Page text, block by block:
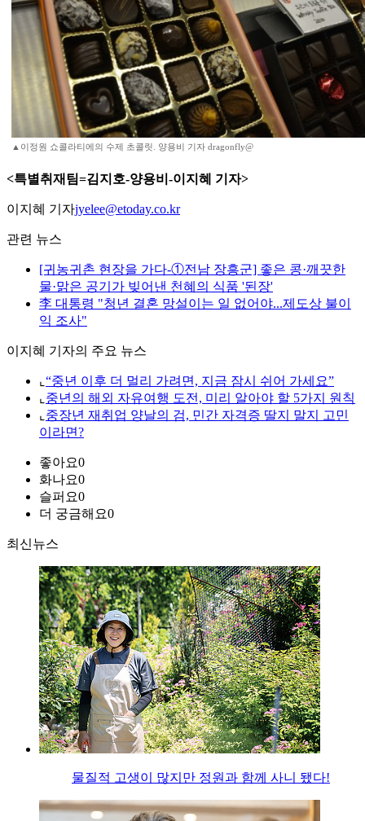
▲이정원 쇼콜라티에의 수제 초콜릿. 양용비 기자 dragonfly@
<특별취재팀=김지호-양용비-이지혜 기자>
이지혜 기자jyelee@etoday.co.kr
관련 뉴스
[귀농귀촌 현장을 가다-①전남 장흥군] 좋은 콩·깨끗한
물·맑은 공기가 빚어낸 천혜의 식품 '된장'
李 대통령 "청년 결혼 망설이는 일 없어야...제도상 불이
익 조사"
이지혜 기자의 주요 뉴스
⌞ “중년 이후 더 멀리 가려면, 지금 잠시 쉬어 가세요”
⌞ 중년의 해외 자유여행 도전, 미리 알아야 할 5가지 원칙
⌞ 중장년 재취업 양날의 검, 민간 자격증 딸지 말지 고민
이라면?
좋아요0
화나요0
슬퍼요0
더 궁금해요0
최신뉴스
물질적 고생이 많지만 정원과 함께 사니 됐다!